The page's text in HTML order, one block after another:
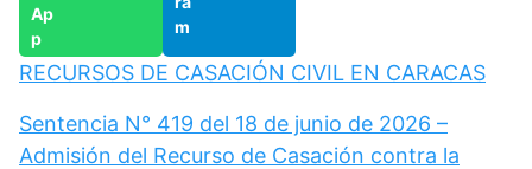
RECURSOS DE CASACIÓN CIVIL EN CARACAS
Sentencia N° 419 del 18 de junio de 2026 –
Admisión del Recurso de Casación contra la